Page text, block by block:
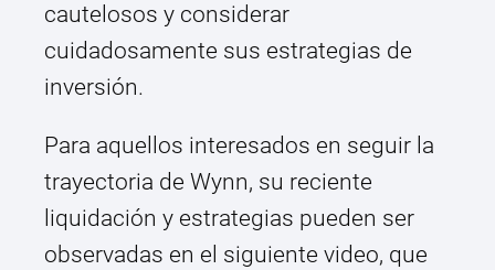
cautelosos y considerar
cuidadosamente sus estrategias de
inversión.
Para aquellos interesados en seguir la
trayectoria de Wynn, su reciente
liquidación y estrategias pueden ser
observadas en el siguiente video, que